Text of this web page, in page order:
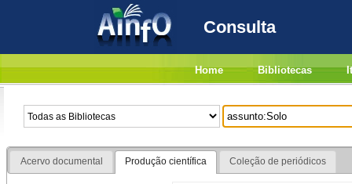
Consulta
Home Bibliotecas
Acervo documental Produção científica Coleção de periódicos